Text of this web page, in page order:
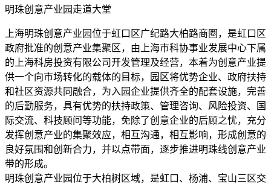
明珠创意产业园走道大堂
上海明珠创意产业园位于虹口区广纪路大柏路商圈，是虹口区
政府批准的创意产业集聚区，由上海市科协事业发展中心下属
的上海科房投资有限公司开发管理及经营，本着为创意产业提
供一个向市场转化的载体的目标，园区将优势企业、政府扶持
和社区资源共同融合，为入园企业提供齐全的配套设施，完善
的后勤服务，具有优势的扶持政策、管理咨询、风险投资、国
际交流、科技顾问等功能，免除了创意企业的后顾之忧，充分
发挥创意产业的集聚效应，相互沟通，相互影响，形成创意的
良好氛围和创新合力，并以点带面，逐步推进明珠线创意产业
带的形成。
明珠创意产业园位于大柏树区域，是虹口、杨浦、宝山三区交